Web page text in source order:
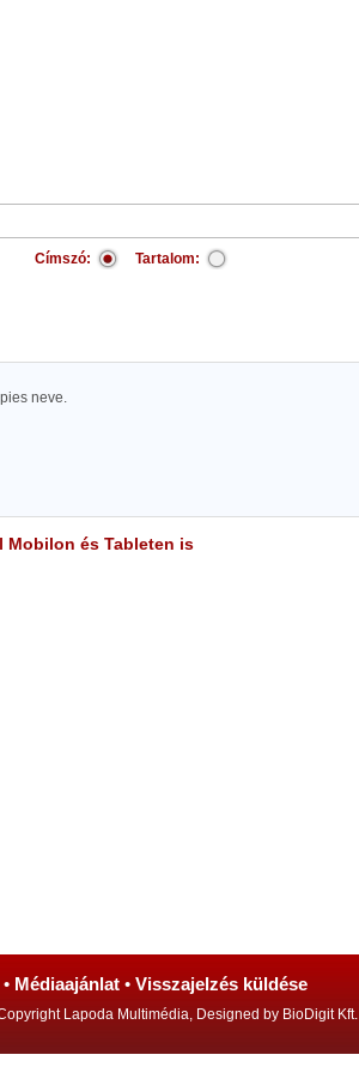
Címszó: Tartalom:
neve.
Mobilon és Tableten is
• Médiaajánlat • Visszajelzés küldése
Lapoda Multimédia, Designed by BioDigit Kft.